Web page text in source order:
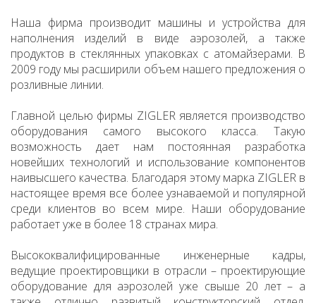
Наша фирма производит машины и устройства для
наполнения изделий в виде аэрозолей, а также
продуктов в стеклянных упаковках с атомайзерами. В
2009 году мы расширили объем нашего предложения о
розливные линии.
Главной целью фирмы ZIGLER является производство
оборудования самого высокого класса. Такую
возможность дает нам постоянная разработка
новейших технологий и использование компонентов
наивысшего качества. Благодаря этому марка ZIGLER в
настоящее время все более узнаваемой и популярной
среди клиентов во всем мире. Наши оборудование
работает уже в более 18 странах мира.
Высококвалифицированные инженерные кадры,
ведущие проектировщики в отрасли – проектирующие
оборудование для аэрозолей уже свыше 20 лет – а